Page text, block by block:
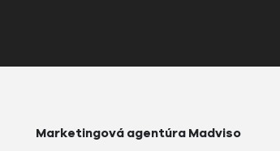
Marketingová agentúra Madviso